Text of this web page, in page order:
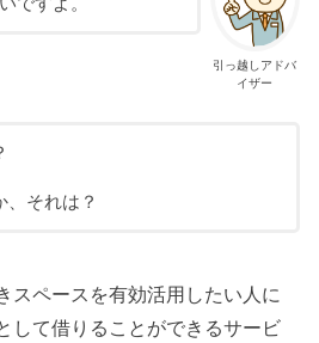
引っ越しアドバ
イザー
、それは？
スペースを有効活用したい人に
して借りることができるサービ